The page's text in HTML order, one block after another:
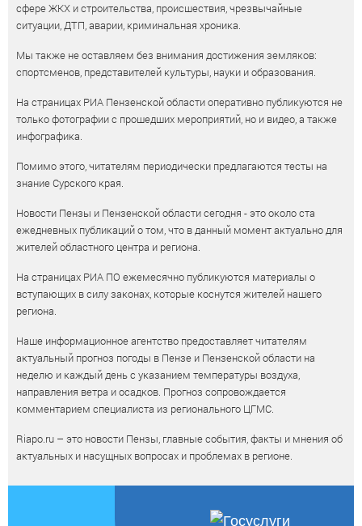
сфере ЖКХ и строительства, происшествия, чрезвычайные
ситуации, ДТП, аварии, криминальная хроника.
Мы также не оставляем без внимания достижения земляков:
спортсменов, представителей культуры, науки и образования.
На страницах РИА Пензенской области оперативно публикуются не
только фотографии с прошедших мероприятий, но и видео, а также
инфографика.
Помимо этого, читателям периодически предлагаются тесты на
знание Сурского края.
Новости Пензы и Пензенской области сегодня - это около ста
ежедневных публикаций о том, что в данный момент актуально для
жителей областного центра и региона.
На страницах РИА ПО ежемесячно публикуются материалы о
вступающих в силу законах, которые коснутся жителей нашего
региона.
Наше информационное агентство предоставляет читателям
актуальный прогноз погоды в Пензе и Пензенской области на
неделю и каждый день с указанием температуры воздуха,
направления ветра и осадков. Прогноз сопровождается
комментарием специалиста из регионального ЦГМС.
Riapo.ru – это новости Пензы, главные события, факты и мнения об
актуальных и насущных вопросах и проблемах в регионе.